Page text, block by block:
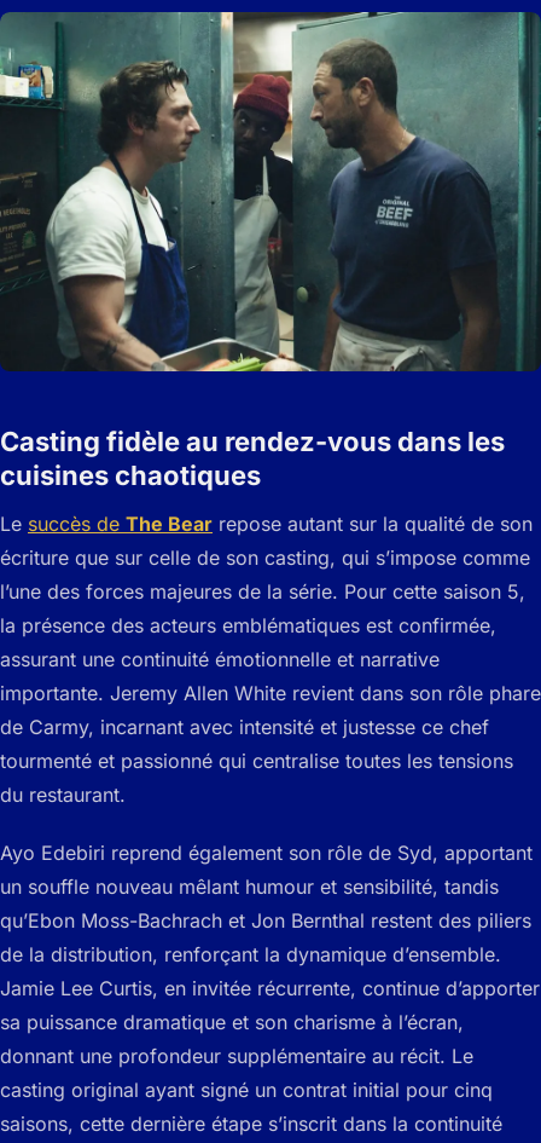
Casting fidèle au rendez-vous dans les
cuisines chaotiques
Le succès de The Bear repose autant sur la qualité de son
écriture que sur celle de son casting, qui s’impose comme
l’une des forces majeures de la série. Pour cette saison 5,
la présence des acteurs emblématiques est confirmée,
assurant une continuité émotionnelle et narrative
importante. Jeremy Allen White revient dans son rôle phare
de Carmy, incarnant avec intensité et justesse ce chef
tourmenté et passionné qui centralise toutes les tensions
du restaurant.
Ayo Edebiri reprend également son rôle de Syd, apportant
un souffle nouveau mêlant humour et sensibilité, tandis
qu’Ebon Moss-Bachrach et Jon Bernthal restent des piliers
de la distribution, renforçant la dynamique d’ensemble.
Jamie Lee Curtis, en invitée récurrente, continue d’apporter
sa puissance dramatique et son charisme à l’écran,
donnant une profondeur supplémentaire au récit. Le
casting original ayant signé un contrat initial pour cinq
saisons, cette dernière étape s’inscrit dans la continuité